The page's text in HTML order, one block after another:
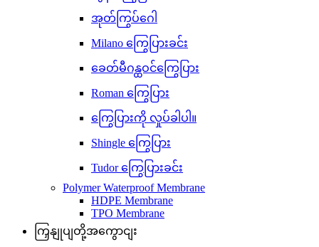
အုတ်ကြွပ်ဂေါ
Milano ကြွေပြားခင်း
ခေတ်မီဂန္ထဝင်ကြွေပြား
Roman ကြွေပြား
ကြွေပြားကို လှုပ်ခါပါ။
Shingle ကြွေပြား
Tudor ကြွေပြားခင်း
Polymer Waterproof Membrane
HDPE Membrane
TPO Membrane
ကြှနျုပျတို့အကွောငျး